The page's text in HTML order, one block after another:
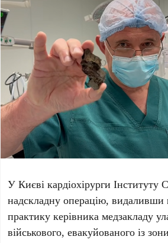
У Києві кардіохірурги Інституту
надскладну операцію,
практику керівника медзакладу
військового, евакуйованого із